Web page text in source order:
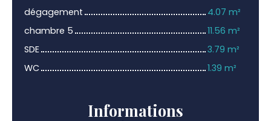
dégagement
4.07 m²
chambre 5
11.56 m²
SDE
3.79 m²
WC
1.39 m²
Informations